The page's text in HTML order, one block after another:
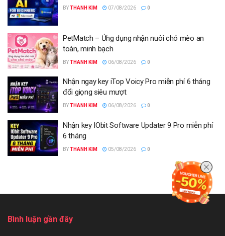
BYTHANH KIM 07/08/2026 0
PetMatch – Ứng dụng nhận nuôi chó mèo an
toàn, minh bạch
BYTHANH KIM 06/08/2026 0
Nhận ngay key iTop Voicy Pro miễn phí 6 tháng
đổi giọng siêu mượt
BYTHANH KIM 06/08/2026 0
Nhận key IObit Software Updater 9 Pro miễn phí
6 tháng
BYTHANH KIM 05/08/2026 0
Bình luận gần đây